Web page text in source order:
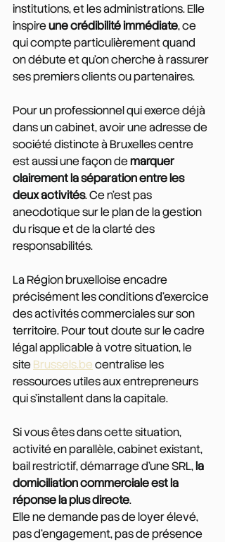
institutions, et les administrations. Elle
inspire une crédibilité immédiate, ce
qui compte particulièrement quand
on débute et qu'on cherche à rassurer
ses premiers clients ou partenaires.
Pour un professionnel qui exerce déjà
dans un cabinet, avoir une adresse de
société distincte à Bruxelles centre
est aussi une façon de marquer
clairement la séparation entre les
deux activités. Ce n'est pas
anecdotique sur le plan de la gestion
du risque et de la clarté des
responsabilités.
La Région bruxelloise encadre
précisément les conditions d'exercice
des activités commerciales sur son
territoire. Pour tout doute sur le cadre
légal applicable à votre situation, le
site Brussels.be centralise les
ressources utiles aux entrepreneurs
qui s'installent dans la capitale.
Si vous êtes dans cette situation,
activité en parallèle, cabinet existant,
bail restrictif, démarrage d'une SRL, la
domiciliation commerciale est la
réponse la plus directe.
Elle ne demande pas de loyer élevé,
pas d'engagement, pas de présence